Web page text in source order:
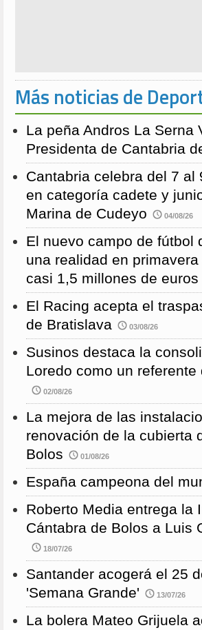
Más noticias de
La peña Andros La Serna
Presidenta de Cantabria
Cantabria celebra del 7
en categoría cadete y
Marina de Cudeyo
04/08/26
El nuevo campo de fútbol
una realidad en
casi 1,5 millones de euros
El Racing acepta el
de Bratislava
03/08/26
Susinos destaca la
Loredo como un
02/08/26
La mejora de las
renovación de la cubierta
Bolos
01/08/26
España campeona del
Roberto Media entrega la
Cántabra de Bolos a Luis
18/07/26
Santander acogerá el 25
'Semana Grande'
13/07/26
La bolera Mateo Grijuela